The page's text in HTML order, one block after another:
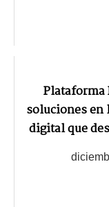
Plataforma
soluciones en
digital que